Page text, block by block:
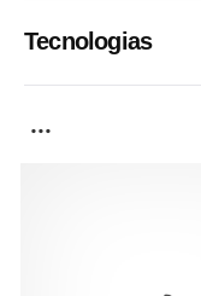
Tecnologias
...